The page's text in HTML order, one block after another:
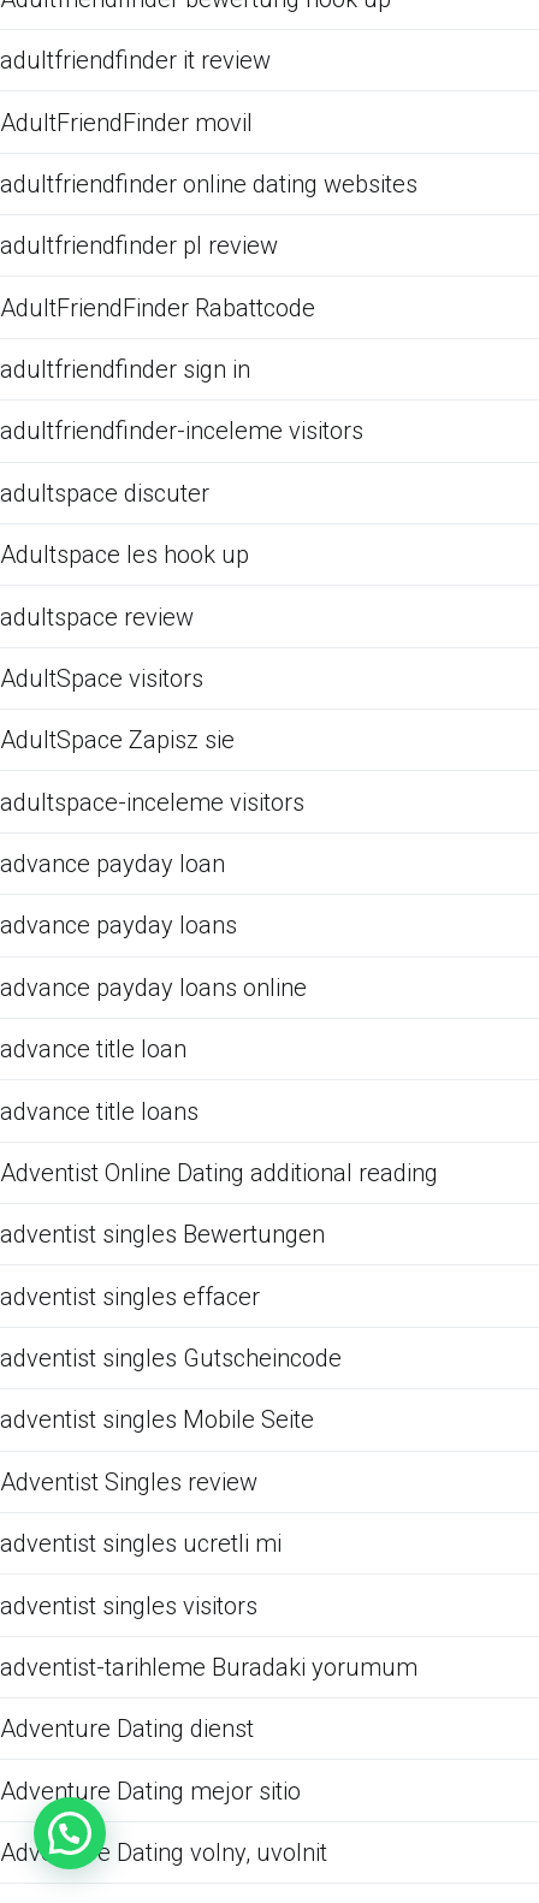
adultfriendfinder it review
AdultFriendFinder movil
adultfriendfinder online dating websites
adultfriendfinder pl review
AdultFriendFinder Rabattcode
adultfriendfinder sign in
adultfriendfinder-inceleme visitors
adultspace discuter
Adultspace les hook up
adultspace review
AdultSpace visitors
AdultSpace Zapisz sie
adultspace-inceleme visitors
advance payday loan
advance payday loans
advance payday loans online
advance title loan
advance title loans
Adventist Online Dating additional reading
adventist singles Bewertungen
adventist singles effacer
adventist singles Gutscheincode
adventist singles Mobile Seite
Adventist Singles review
adventist singles ucretli mi
adventist singles visitors
adventist-tarihleme Buradaki yorumum
Adventure Dating dienst
Adventure Dating mejor sitio
Adventure Dating volny, uvolnit